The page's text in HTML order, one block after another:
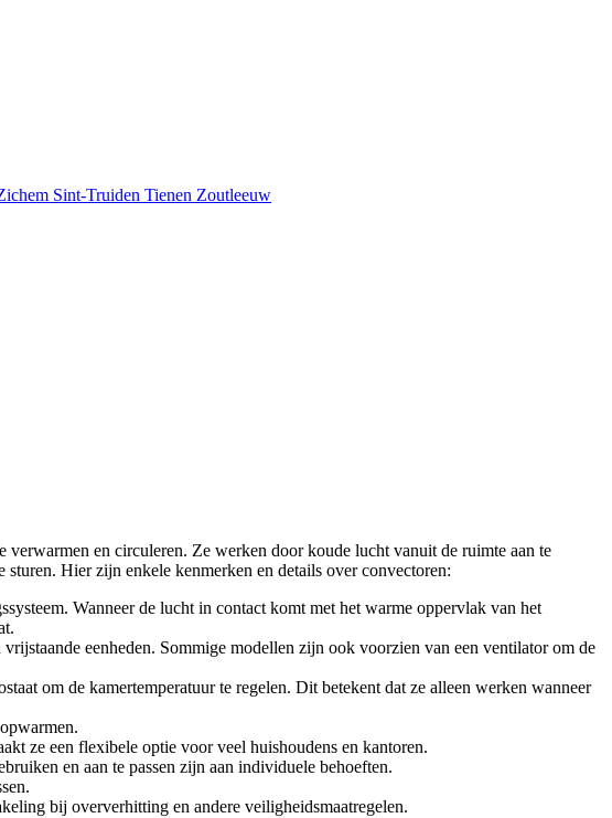
Sint-Truiden Tienen Zoutleeuw
en circuleren. Ze werken door koude lucht vanuit de ruimte aan te
Hier zijn enkele kenmerken en details over convectoren:
Wanneer de lucht in contact komt met het warme oppervlak van het
eenheden. Sommige modellen zijn ook voorzien van een ventilator om de
om de kamertemperatuur te regelen. Dit betekent dat ze alleen werken wanneer
ze een flexibele optie voor veel huishoudens en kantoren.
en aan te passen zijn aan individuele behoeften.
bij oververhitting en andere veiligheidsmaatregelen.